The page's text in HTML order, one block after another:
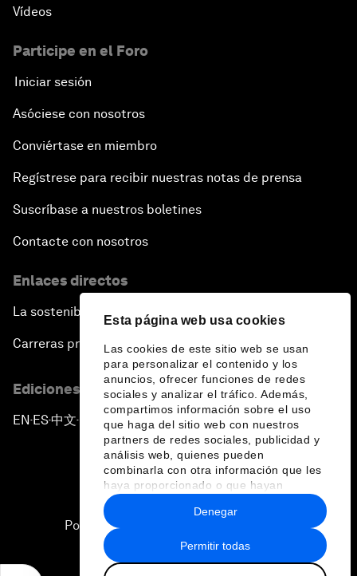
Esta página web usa cookies
Las cookies de este sitio web se usan
para personalizar el contenido y los
anuncios, ofrecer funciones de redes
sociales y analizar el tráfico. Además,
compartimos información sobre el uso
que haga del sitio web con nuestros
partners de redes sociales, publicidad y
análisis web, quienes pueden
combinarla con otra información que les
haya proporcionado o que hayan
recopilado a partir del uso que haya
hecho de sus servicios.
Permitir todas
Denegar
Vídeos
Participe en el Foro
Iniciar sesión
Asóciese con nosotros
Conviértase en miembro
Regístrese para recibir nuestras notas de prensa
Suscríbase a nuestros boletines
Contacte con nosotros
Enlaces directos
La sostenibilidad en el Foro
Carreras profesionales
Ediciones en otros idiomas
EN ▪ ES▪中文▪ 日本語
Política de privacidad y normas de uso